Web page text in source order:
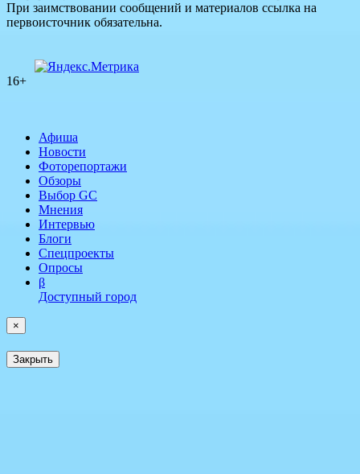
При заимствовании сообщений и материалов ссылка на
первоисточник обязательна.
16+
Афиша
Новости
Фоторепортажи
Обзоры
Выбор GC
Мнения
Интервью
Блоги
Спецпроекты
Опросы
β
Доступный город
×
Закрыть